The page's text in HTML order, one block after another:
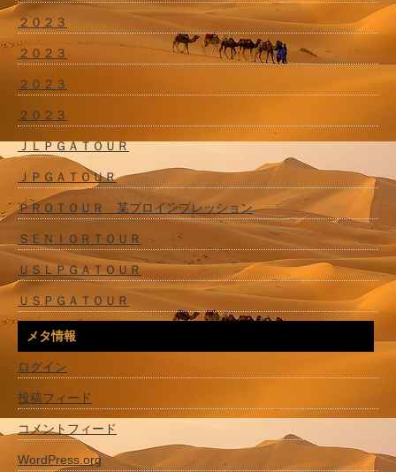
２０２３
２０２３
２０２３
２０２３
ＪＬＰＧＡＴＯＵＲ
ＪＰＧＡＴＯＵＲ
ＰＲＯＴＯＵＲ 某プロインプレッション
ＳＥＮＩＯＲＴＯＵＲ
ＵＳＬＰＧＡＴＯＵＲ
ＵＳＰＧＡＴＯＵＲ
メタ情報
ログイン
投稿フィード
コメントフィード
WordPress.org